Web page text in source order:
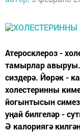
Атеросклероз -
тамырлар
сиздерә. Йөрәк -
холестеринны
йогынтысын
уңай билгеләр -
Ә калориягә